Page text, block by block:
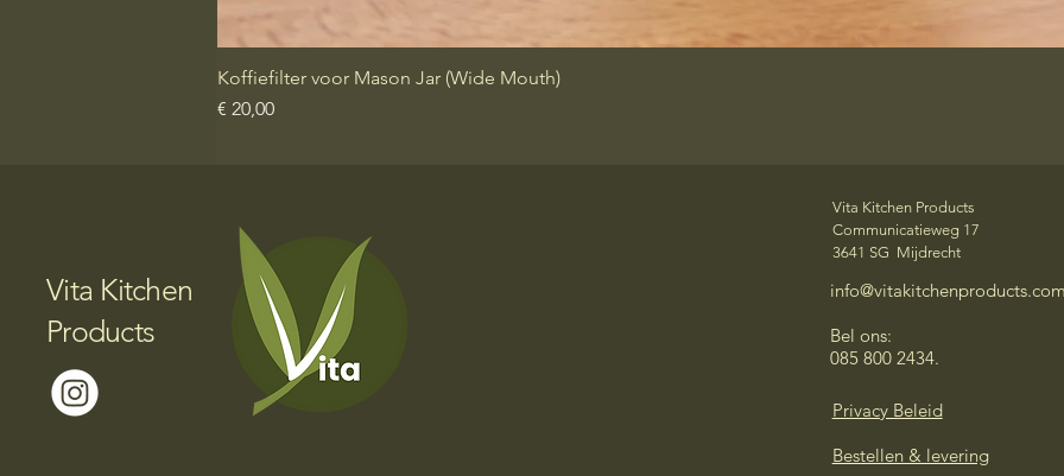
Koffiefilter voor Mason Jar (Wide Mouth)
Prijs
€ 20,00
Vita Kitchen
Products
Vita Kitchen Products
Communicatieweg 17
3641 SG Mijdrecht
info@vitakitchenproducts.com
Bel ons:
085 800 2434.
Privacy Beleid
Bestellen & levering